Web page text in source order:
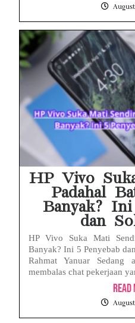
August
HP Vivo
Padahal
Banyak?
dan
HP Vivo Suka Mati
Banyak? Ini 5 Penyebab
Rahmat Yanuar Sedang
membalas chat pekerjaan
August